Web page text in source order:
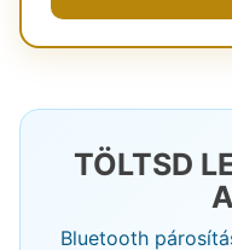
TÖLTSD
Bluetooth